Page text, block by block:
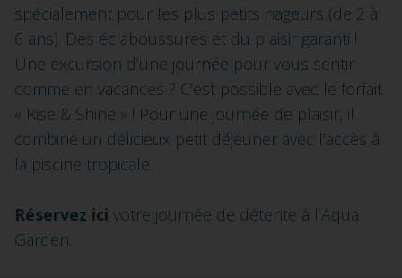
spécialement pour les plus petits nageurs (de 2 à
6 ans). Des éclaboussures et du plaisir garanti !
Une excursion d’une journée pour vous sentir
comme en vacances ? C’est possible avec le forfait
« Rise & Shine » ! Pour une journée de plaisir, il
combine un délicieux petit déjeuner avec l’accès à
la piscine tropicale.
Réservez ici votre journée de détente à l’Aqua
Garden.